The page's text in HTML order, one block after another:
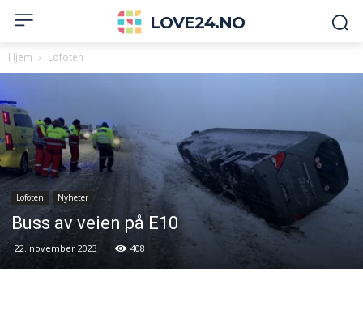
LOVE24.NO
Hjem Lofoten
Lofoten Nyheter
Buss av veien på E10
22. november 2023 408